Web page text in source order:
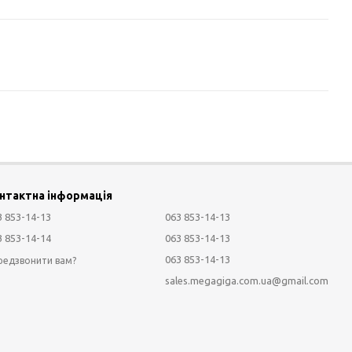
інформація
853-14-13
853-14-14
вам?
063 853-14-13
063 853-14-13
063 853-14-13
sales.megagiga.com.ua@gmail.com